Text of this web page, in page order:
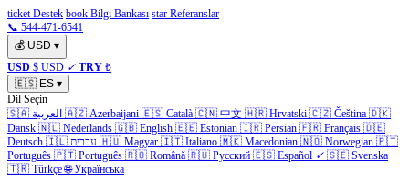
ticket Destek book Bilgi Bankası star Referanslar
📞 544-471-6541
💰 USD ▾
USD $ USD ✓ TRY ₺
🇪🇸 ES ▾
Dil Seçin
🇸🇦 العربية 🇦🇿 Azerbaijani 🇪🇸 Català 🇨🇳 中文 🇭🇷 Hrvatski 🇨🇿 Čeština 🇩🇰
Dansk 🇳🇱 Nederlands 🇬🇧 English 🇪🇪 Estonian 🇮🇷 Persian 🇫🇷 Français 🇩🇪
Deutsch 🇮🇱 עברית 🇭🇺 Magyar 🇮🇹 Italiano 🇲🇰 Macedonian 🇳🇴 Norwegian 🇵🇹
Português 🇵🇹 Português 🇷🇴 Română 🇷🇺 Русский 🇪🇸 Español ✓ 🇸🇪 Svenska
🇹🇷 Türkçe 🌐 Українська